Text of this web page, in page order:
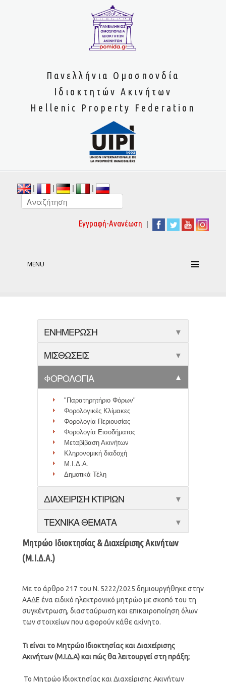
Πανελλήνια Ομοσπονδία
Ιδιοκτητών Ακινήτων
Hellenic Property Federation
| | | |
Εγγραφή-Ανανέωση |
MENU
ΕΝΗΜΕΡΩΣΗ ▼
ΜΙΣΘΩΣΕΙΣ ▼
ΦΟΡΟΛΟΓΙΑ ▼
"Παρατηρητήριο Φόρων"
Φορολογικές Κλίμακες
Φορολογία Περιουσίας
Φορολογία Εισοδήματος
Μεταβίβαση Ακινήτων
Κληρονομική διαδοχή
Μ.Ι.Δ.Α.
Δημοτικά Τέλη
ΔΙΑΧΕΙΡΙΣΗ ΚΤΙΡΙΩΝ ▼
ΤΕΧΝΙΚΑ ΘΕΜΑΤΑ ▼
Μητρώο Ιδιοκτησίας & Διαχείρισης Ακινήτων
(Μ.Ι.Δ.Α.)
Με το άρθρο 217 του Ν. 5222/2025 δημιουργήθηκε στην
ΑΑΔΕ ένα ειδικό ηλεκτρονικό μητρώο με σκοπό του τη
συγκέντρωση, διασταύρωση και επικαιροποίηση όλων
των στοιχείων που αφορούν κάθε ακίνητο.
Τι είναι το Μητρώο Ιδιοκτησίας και Διαχείρισης
Ακινήτων (Μ.Ι.Δ.Α) και πώς θα λειτουργεί στη πράξη;
Το Μητρώο Ιδιοκτησίας και Διαχείρισης Ακινήτων